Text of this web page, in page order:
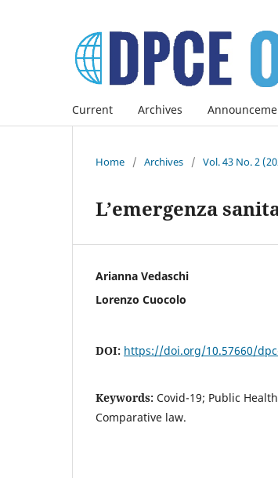
Current Archives
Home / Archives / Vol. 43 No. 2
L’emergenza
Arianna Vedaschi
Lorenzo Cuocolo
DOI: https://doi.org/10.57660/
Keywords: Covid-19; Public
Comparative law.